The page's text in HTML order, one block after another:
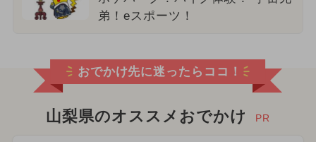
弟！eスポーツ！
おでかけ先に迷ったらココ！
山梨県のオススメおでかけ PR